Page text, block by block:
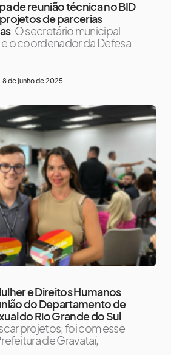
de reunião técnica no BID
de parcerias
O secretário municipal
o coordenador da Defesa
8 de junho de 2025
e Direitos Humanos
do Departamento de
do Rio Grande do Sul
projetos, foi com esse
de Gravataí,